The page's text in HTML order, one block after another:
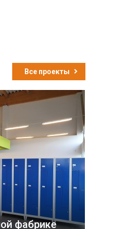
Все проекты
фабрике